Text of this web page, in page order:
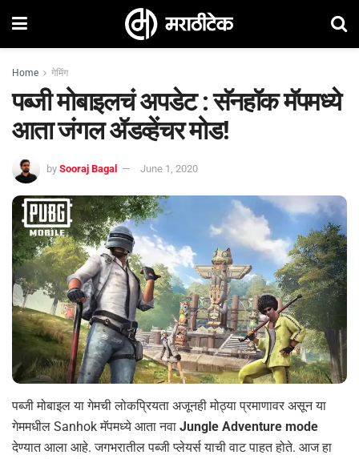
Home गेमिंग
पब्जी मोबाइलचं अपडेट : सॅनहॉक मॅपमध्ये
आता जंगल ॲडव्हेंचर मोड!
by Sooraj Bagal June 1, 2020
पब्जी मोबाइल या गेमची लोकप्रियता अजूनही मोठ्या प्रमाणावर असून या
गेममधील Sanhok मॅपमध्ये आता नवा Jungle Adventure mode
देण्यात आला आहे. जगभरातील पब्जी प्लेयर्स याची वाट पाहत होते. आज हा